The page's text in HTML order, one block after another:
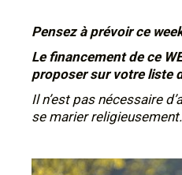
Pensez à prévoir ce
Le financement de ce
proposer sur votre liste
Il n’est pas nécessaire
se marier religieusement.